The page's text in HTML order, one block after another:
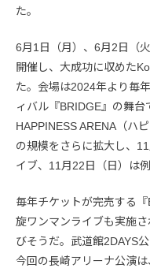
た。
6月1日（月）、6月2日（
開催し、大成功に収めた
た。会場は2024年より毎
ィバル『BRIDGE』の舞台
HAPPINESS ARENA（ハ
の規模をさらに拡大し、
イブ、11月22日（日）は
毎年チケットが完売する
旋ワンマンライブも実施
びそうだ。武道館2DAYS
今回の長崎アリーナ公演